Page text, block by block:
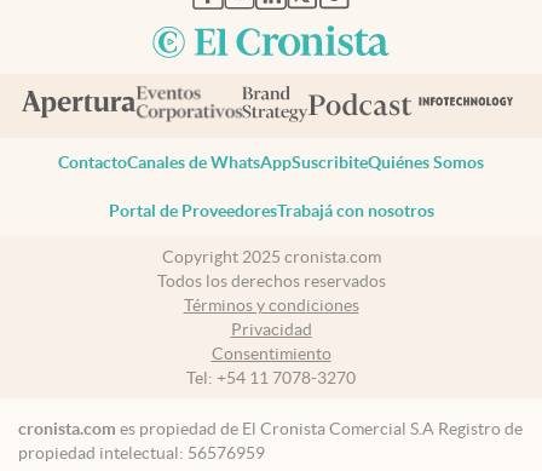
ContactoCanales de WhatsAppSuscribiteQuiénes Somos
Portal de ProveedoresTrabajá con nosotros
Copyright 2025 cronista.com
Todos los derechos reservados
Términos y condiciones
Privacidad
Consentimiento
Tel: +54 11 7078-3270
cronista.com es propiedad de El Cronista Comercial S.A Registro de
propiedad intelectual: 56576959